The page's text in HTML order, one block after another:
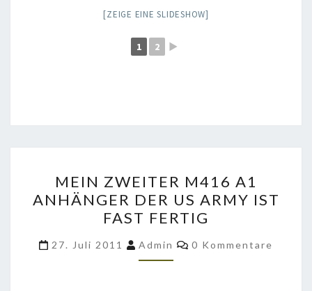
[ZEIGE EINE SLIDESHOW]
1 2 ►
ZWEITER
M416
A1
ANHÄNGER
DER
MEIN ZWEITER M416 A1
ANHÄNGER DER US ARMY IST
FAST FERTIG
27. Juli 2011 Admin Kommentare
0 Kommentare